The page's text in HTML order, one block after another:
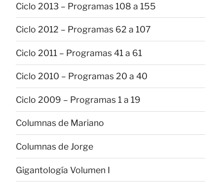
Ciclo 2013 – Programas 108 a 155
Ciclo 2012 – Programas 62 a 107
Ciclo 2011 – Programas 41 a 61
Ciclo 2010 – Programas 20 a 40
Ciclo 2009 – Programas 1 a 19
Columnas de Mariano
Columnas de Jorge
Gigantología Volumen I